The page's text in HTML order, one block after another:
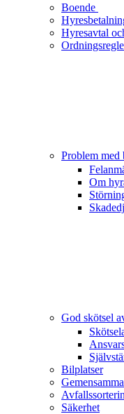
Boende
Hyresavtal
Problem med
Om
God skötsel
Bilplatser
Säkerhet